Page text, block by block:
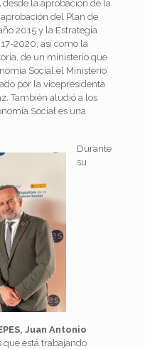
desde la aprobación de la
del Plan de
2015 y la Estrategia
2020, así como la
de un ministerio que
Social,el Ministerio
por la vicepresidenta
También aludió a los
Social es una
Durante
su
Juan Antonio
que está trabajando